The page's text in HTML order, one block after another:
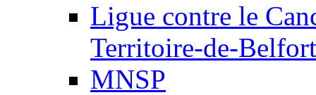
Ligue contre le
Territoire-de-Belfort
MNSP